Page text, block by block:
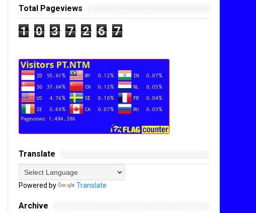
Total Pageviews
1 0 3 7 2 6 7
Translate
Powered by Translate
Archive